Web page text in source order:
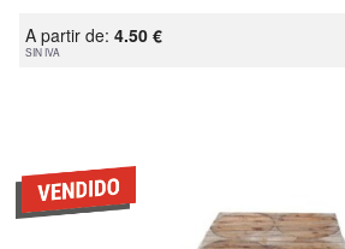
A partir de: 4.50 €
SIN IVA